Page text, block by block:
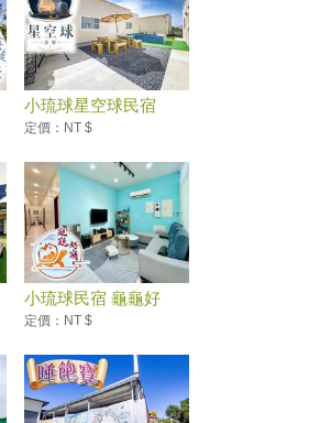
小琉球星空球民宿
定價：NT $
小琉球民宿 龜龜好
窩...
定價：NT $